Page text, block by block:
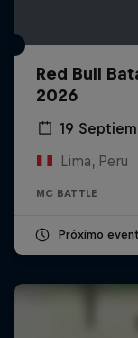
Red Bull
2026
19
Lima, Peru
MC BATTLE
Próximo